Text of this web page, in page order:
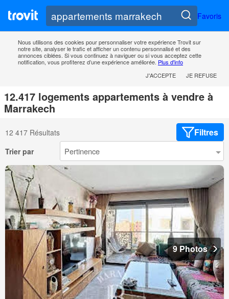
Favoris
Nous utilisons des cookies pour personnaliser votre expérience Trovit sur
notre site, analyser le trafic et afficher un contenu personnalisé et des
annonces ciblées. Si vous continuez à naviguer ou si vous acceptez cette
notification, vous profiterez d’une expérience améliorée. Plus d'info
J'ACCEPTE
JE REFUSE
12.417 logements appartements à vendre à
Marrakech
12 417 Résultats Filtres
Trier par
9 Photos